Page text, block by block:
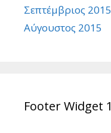
Σεπτέμβριος 2015
Αύγουστος 2015
Footer Widget 1